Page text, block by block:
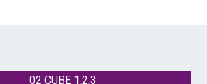
02 CUBE 1,2,3